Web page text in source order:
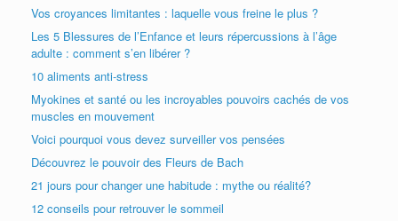
Vos croyances limitantes : laquelle vous freine le plus ?
Les 5 Blessures de l’Enfance et leurs répercussions à l’âge
adulte : comment s’en libérer ?
10 aliments anti-stress
Myokines et santé ou les incroyables pouvoirs cachés de vos
muscles en mouvement
Voici pourquoi vous devez surveiller vos pensées
Découvrez le pouvoir des Fleurs de Bach
21 jours pour changer une habitude : mythe ou réalité?
12 conseils pour retrouver le sommeil